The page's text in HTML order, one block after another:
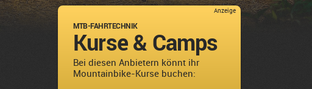
Anzeige
MTB-FAHRTECHNIK
Kurse & Camps
Bei diesen Anbietern könnt ihr
Mountainbike-Kurse buchen: